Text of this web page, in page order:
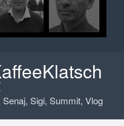
Senaj, Sigi, Summit, Vlog